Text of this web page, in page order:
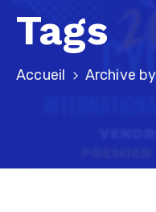
Caisse
Des
Écoles
Tags
Accueil Archive